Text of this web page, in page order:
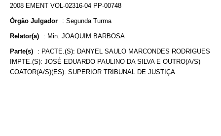
2008 EMENT VOL-02316-04 PP-00748
Órgão Julgador : Segunda Turma
Relator(a) : Min. JOAQUIM BARBOSA
Parte(s) : PACTE.(S): DANYEL SAULO MARCONDES RODRIGUES
IMPTE.(S): JOSÉ EDUARDO PAULINO DA SILVA E OUTRO(A/S)
COATOR(A/S)(ES): SUPERIOR TRIBUNAL DE JUSTIÇA